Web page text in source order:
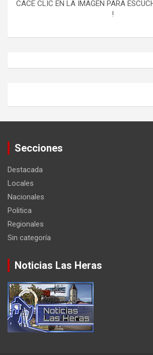
CACE CLIC EN LA IMAGEN PARA
!
Secciones
Destacada
Locales
Nacionales
Politica
Regionales
Sin categoría
Noticias Las Heras